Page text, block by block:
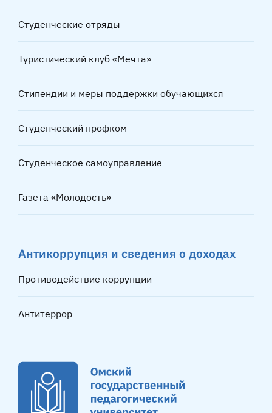
Студенческие отряды
Туристический клуб «Мечта»
Стипендии и меры поддержки обучающихся
Студенческий профком
Студенческое самоуправление
Газета «Молодость»
Антикоррупция и сведения о доходах
Противодействие коррупции
Антитеррор